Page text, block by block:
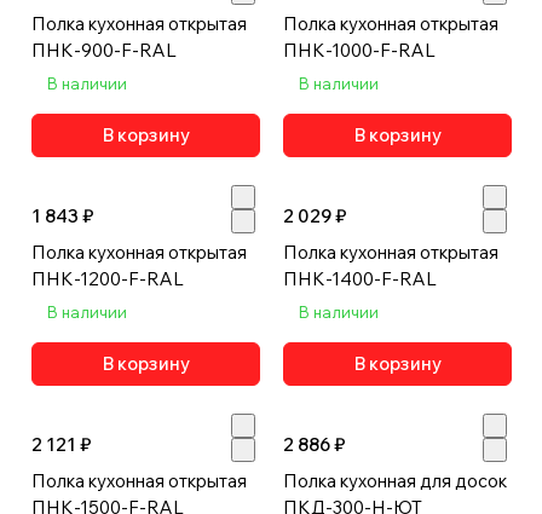
Полка кухонная открытая
ПНК-900-F-RAL
В наличии
В корзину
Полка кухонная открытая
ПНК-1000-F-RAL
В наличии
В корзину
1 843 ₽
Полка кухонная открытая
ПНК-1200-F-RAL
В наличии
В корзину
2 029 ₽
Полка кухонная открытая
ПНК-1400-F-RAL
В наличии
В корзину
2 121 ₽
Полка кухонная открытая
ПНК-1500-F-RAL
2 886 ₽
Полка кухонная для досок
ПКД-300-Н-ЮТ